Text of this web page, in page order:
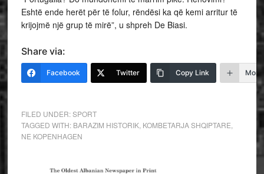
Eshtë ende herët për të folur, rëndësi ka që kemi arritur të
krijojmë një grup të mirë”, u shpreh De Biasi.
Share via:
Facebook Twitter Copy Link More
FILED UNDER:SPORT
TAGGED WITH: BARAZIM HISTORIK, KOMBETARJA SHQIPTARE
NE KOPENHAGEN